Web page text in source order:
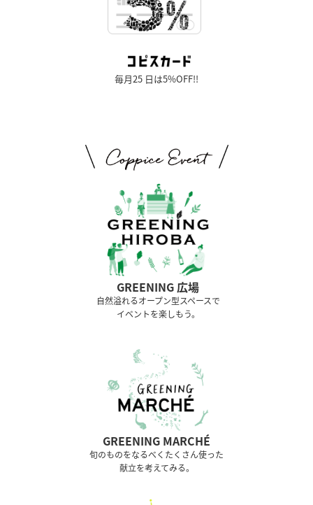
毎月25 日は5%OFF!!
GREENING 広場
⾃然溢れるオープン型スペースで
イベントを楽しもう。
GREENING MARCHÉ
旬のものをなるべくたくさん使った
献立を考えてみる。